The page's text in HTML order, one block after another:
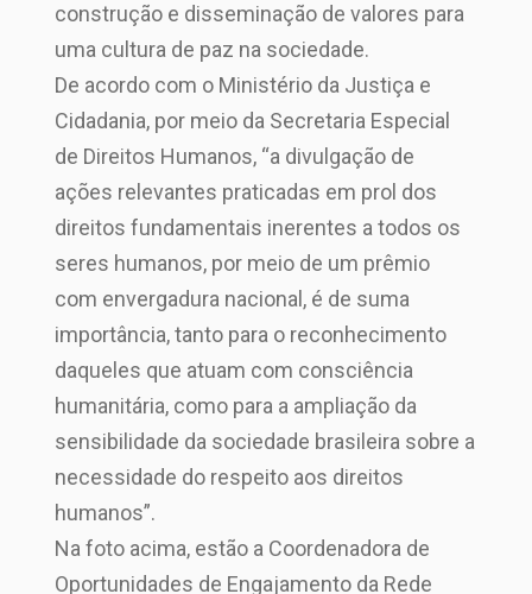
construção e disseminação de valores para
uma cultura de paz na sociedade.
De acordo com o Ministério da Justiça e
Cidadania, por meio da Secretaria Especial
de Direitos Humanos, “a divulgação de
ações relevantes praticadas em prol dos
direitos fundamentais inerentes a todos os
seres humanos, por meio de um prêmio
com envergadura nacional, é de suma
importância, tanto para o reconhecimento
daqueles que atuam com consciência
humanitária, como para a ampliação da
sensibilidade da sociedade brasileira sobre a
necessidade do respeito aos direitos
humanos”.
Na foto acima, estão a Coordenadora de
Oportunidades de Engajamento da Rede